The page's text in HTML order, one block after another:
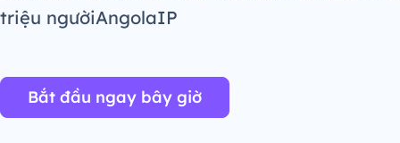
triệu ngườiAngolaIP
Bắt đầu ngay bây giờ